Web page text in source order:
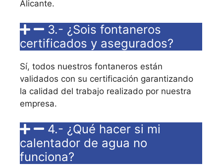
Alicante.
3.- ¿Sois fontaneros
certificados y asegurados?
Sí, todos nuestros fontaneros están
validados con su certificación garantizando
la calidad del trabajo realizado por nuestra
empresa.
4.- ¿Qué hacer si mi
calentador de agua no
funciona?